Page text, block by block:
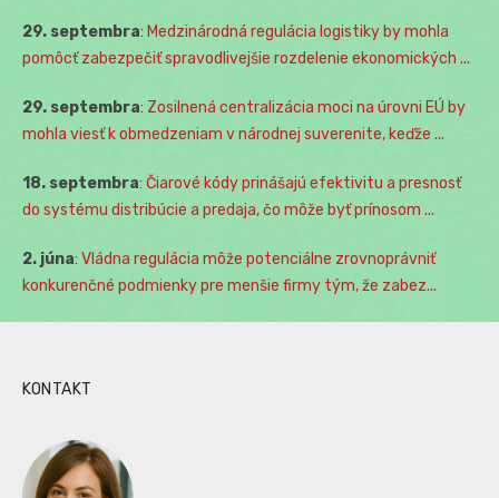
29. septembra: Medzinárodná regulácia logistiky by mohla
pomôcť zabezpečiť spravodlivejšie rozdelenie ekonomických ...
29. septembra: Zosilnená centralizácia moci na úrovni EÚ by
mohla viesť k obmedzeniam v národnej suverenite, keďže ...
18. septembra: Čiarové kódy prinášajú efektivitu a presnosť
do systému distribúcie a predaja, čo môže byť prínosom ...
2. júna: Vládna regulácia môže potenciálne zrovnoprávniť
konkurenčné podmienky pre menšie firmy tým, že zabez...
KONTAKT